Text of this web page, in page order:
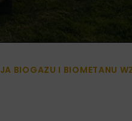
BIOGAZU I BIOMETANU